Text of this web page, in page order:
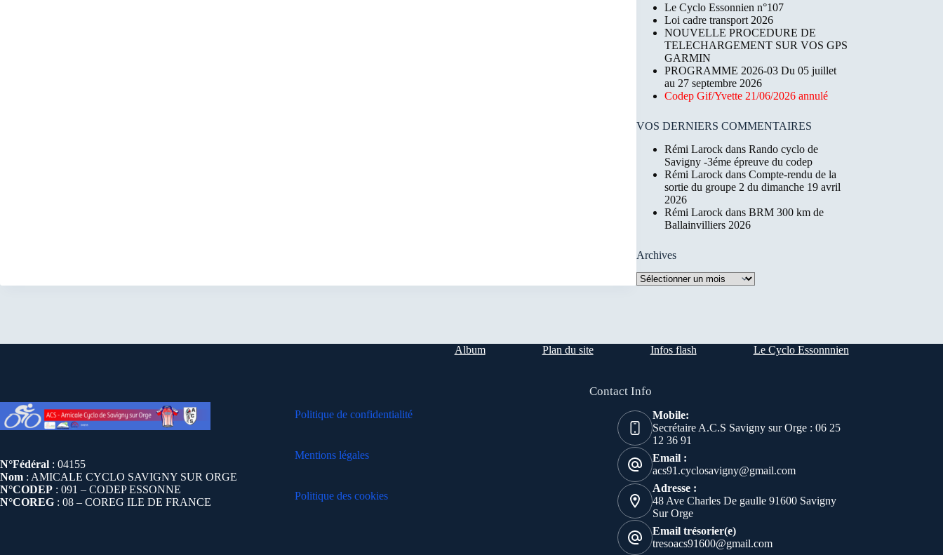
Le Cyclo Essonnien n°107
Loi cadre transport 2026
NOUVELLE PROCEDURE DE
TELECHARGEMENT SUR VOS GPS
GARMIN
PROGRAMME 2026-03 Du 05 juillet
au 27 septembre 2026
Codep Gif/Yvette 21/06/2026 annulé
VOS DERNIERS COMMENTAIRES
Rémi Larock dansRando cyclo de
Savigny -3éme épreuve du codep
Rémi Larock dansCompte-rendu de la
sortie du groupe 2 du dimanche 19 avril
2026
Rémi Larock dansBRM 300 km de
Ballainvilliers 2026
Archives
Archives
Album Plan du site Infos flash Le Cyclo Essonnnien
N°Fédéral : 04155
Nom : AMICALE CYCLO SAVIGNY SUR ORGE
N°CODEP : 091 – CODEP ESSONNE
N°COREG : 08 – COREG ILE DE FRANCE
Politique de confidentialité
Mentions légales
Politique des cookies
Contact Info
Mobile:
Secrétaire A.C.S Savigny sur Orge : 06 25
12 36 91
Email :
acs91.cyclosavigny@gmail.com
Adresse :
48 Ave Charles De gaulle 91600 Savigny
Sur Orge
Email trésorier(e)
tresoacs91600@gmail.com